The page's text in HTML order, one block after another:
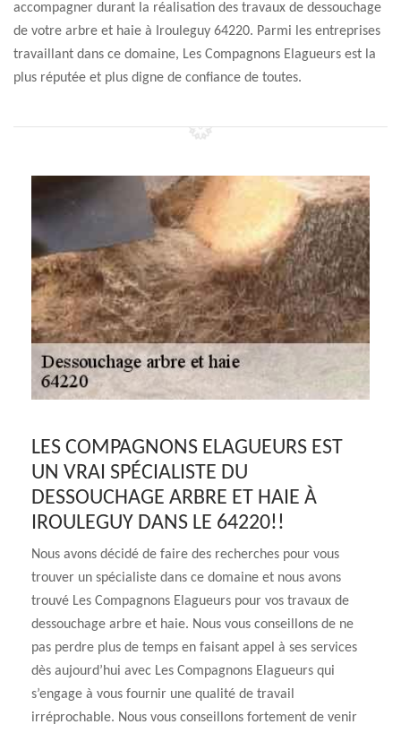
accompagner durant la réalisation des travaux de dessouchage
de votre arbre et haie à Irouleguy 64220. Parmi les entreprises
travaillant dans ce domaine, Les Compagnons Elagueurs est la
plus réputée et plus digne de confiance de toutes.
LES COMPAGNONS ELAGUEURS EST
UN VRAI SPÉCIALISTE DU
DESSOUCHAGE ARBRE ET HAIE À
IROULEGUY DANS LE 64220!!
Nous avons décidé de faire des recherches pour vous
trouver un spécialiste dans ce domaine et nous avons
trouvé Les Compagnons Elagueurs pour vos travaux de
dessouchage arbre et haie. Nous vous conseillons de ne
pas perdre plus de temps en faisant appel à ses services
dès aujourd’hui avec Les Compagnons Elagueurs qui
s’engage à vous fournir une qualité de travail
irréprochable. Nous vous conseillons fortement de venir